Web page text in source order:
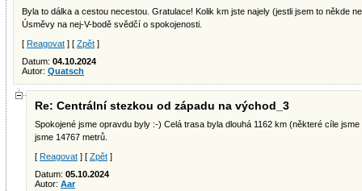
Byla to dálka a cestou necestou. Gratulace! Kolik km jste najely (jestli jsem to někde
Úsměvy na nej-V-bodě svědčí o spokojenosti.
[ Reagovat ] [ Zpět ]
Datum: 04.10.2024
Autor: Quatsch
Re: Centrální stezkou od západu na východ_3
Spokojené jsme opravdu byly :-) Celá trasa byla dlouhá 1162 km (některé cíle
jsme 14767 metrů.
[ Reagovat ] [ Zpět ]
Datum: 05.10.2024
Autor: Aar